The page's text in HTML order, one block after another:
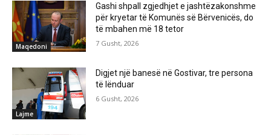
Maqedoni
Gashi shpall zgjedhjet e jashtëzakonshme
për kryetar të Komunës së Bërvenicës, do
të mbahen më 18 tetor
7 Gusht, 2026
Lajme
Digjet një banesë në Gostivar, tre persona
të lënduar
6 Gusht, 2026